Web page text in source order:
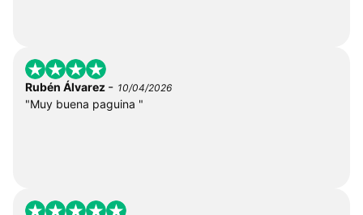
Rubén Álvarez - 10/04/2026
"Muy buena paguina "